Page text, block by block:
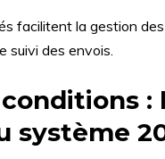
facilitent la gestion des
suivi des envois.
:
système